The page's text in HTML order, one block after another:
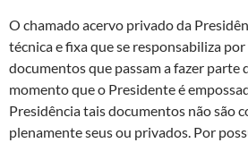
O chamado acervo privado da
técnica e fixa que se responsabiliza
documentos que passam a fazer parte
momento que o Presidente é
Presidência tais documentos não são
plenamente seus ou privados. Por